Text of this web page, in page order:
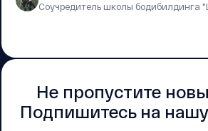
Соучредитель школы бодибилдинга
Не пропустите
Подпишитесь на